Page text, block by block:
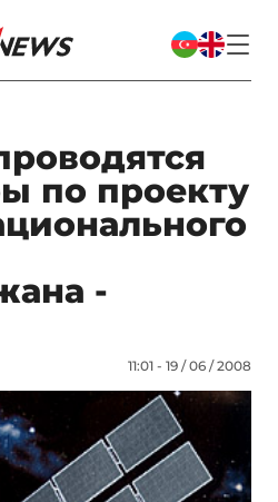
по проекту
-
11:01 - 19 / 06 / 2008